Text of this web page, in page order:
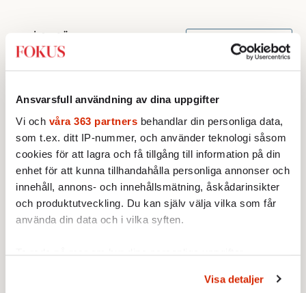
Ansvarsfull användning av dina uppgifter
Vi och våra 363 partners behandlar din personliga data,
som t.ex. ditt IP-nummer, och använder teknologi såsom
cookies för att lagra och få tillgång till information på din
enhet för att kunna tillhandahålla personliga annonser och
innehåll, annons- och innehållsmätning, åskådarinsikter
och produktutveckling. Du kan själv välja vilka som får
använda din data och i vilka syften.
Ta reda på mer om hur dina personliga uppgifter
Du kan ändra eller dra tillbaka ditt samtycke när som
Visa detaljer